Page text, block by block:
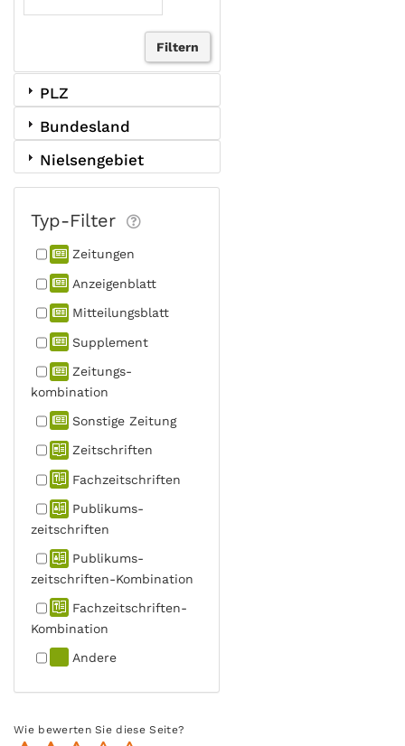
PLZ
Bundesland
Nielsengebiet
Typ-Filter
Zeitungen
Anzeigen­blatt
Mitteilungs­blatt
Supplement
Zeitungs­
kombination
Sonstige Zeitung
Zeitschriften
Fachzeit­schriften
Publikums­
zeitschriften
Publikums­
zeitschriften-Kombination
Fachzeit­schriften-
Kombination
Andere
Wie bewerten Sie diese Seite?